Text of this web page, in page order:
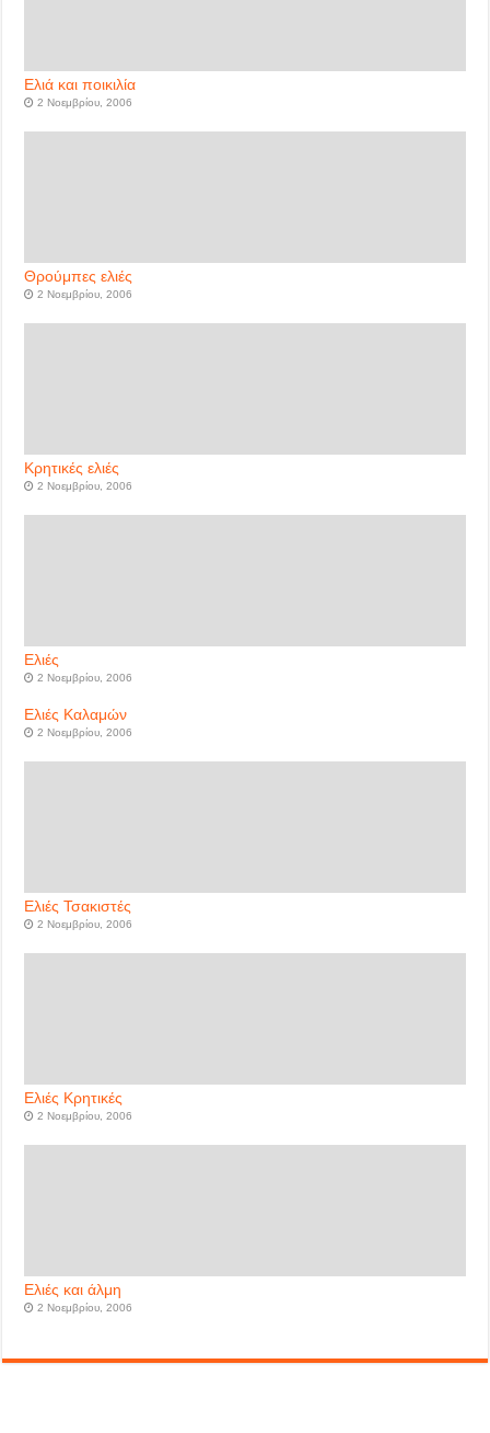
Ελιά και ποικιλία
2 Νοεμβρίου, 2006
Θρούμπες ελιές
2 Νοεμβρίου, 2006
Κρητικές ελιές
2 Νοεμβρίου, 2006
Ελιές
2 Νοεμβρίου, 2006
Ελιές Καλαμών
2 Νοεμβρίου, 2006
Ελιές Τσακιστές
2 Νοεμβρίου, 2006
Ελιές Κρητικές
2 Νοεμβρίου, 2006
Ελιές και άλμη
2 Νοεμβρίου, 2006